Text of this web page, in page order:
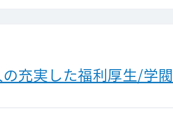
充実した福利厚生/学